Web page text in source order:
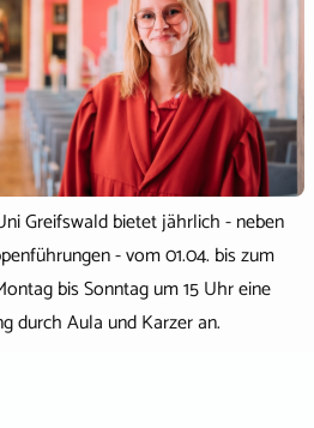
Greifswald bietet jährlich - neben
- vom 01.04. bis zum
bis Sonntag um 15 Uhr eine
durch Aula und Karzer an.